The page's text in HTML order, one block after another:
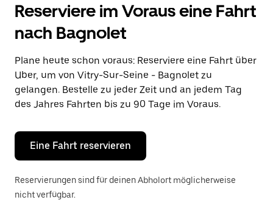
Kalender
interagieren
ein
Datum
auszuwählen.
Drücke
die
Escape-
um
den
Kalender
schließen.
Reserviere im Voraus eine Fahrt
nach Bagnolet
Plane heute schon voraus: Reserviere eine Fahrt über
Uber, um von Vitry-Sur-Seine - Bagnolet zu
gelangen. Bestelle zu jeder Zeit und an jedem Tag
des Jahres Fahrten bis zu 90 Tage im Voraus.
Eine Fahrt reservieren
Reservierungen sind für deinen Abholort möglicherweise
nicht verfügbar.